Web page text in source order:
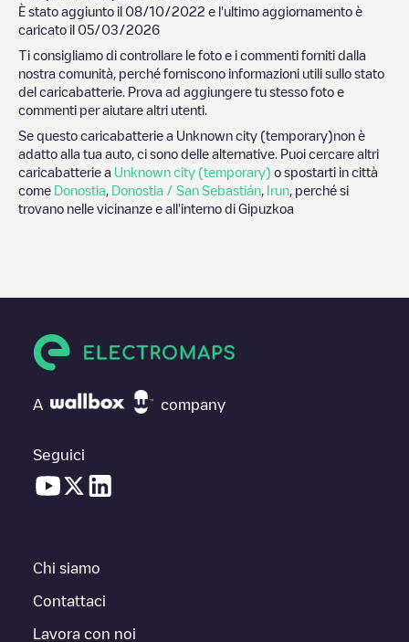
È stato aggiunto il 08/10/2022 e l'ultimo aggiornamento è
caricato il 05/03/2026
Ti consigliamo di controllare le foto e i commenti forniti dalla
nostra comunità, perché forniscono informazioni utili sullo stato
del caricabatterie. Prova ad aggiungere tu stesso foto e
commenti per aiutare altri utenti.
Se questo caricabatterie a Unknown city (temporary)non è
adatto alla tua auto, ci sono delle alternative. Puoi cercare altri
caricabatterie a Unknown city (temporary) o spostarti in città
come Donostia Donostia / San Sebastián Irun , perché si
trovano nelle vicinanze e all'interno di Gipuzkoa
A company
Seguici
Chi siamo
Contattaci
Lavora con noi